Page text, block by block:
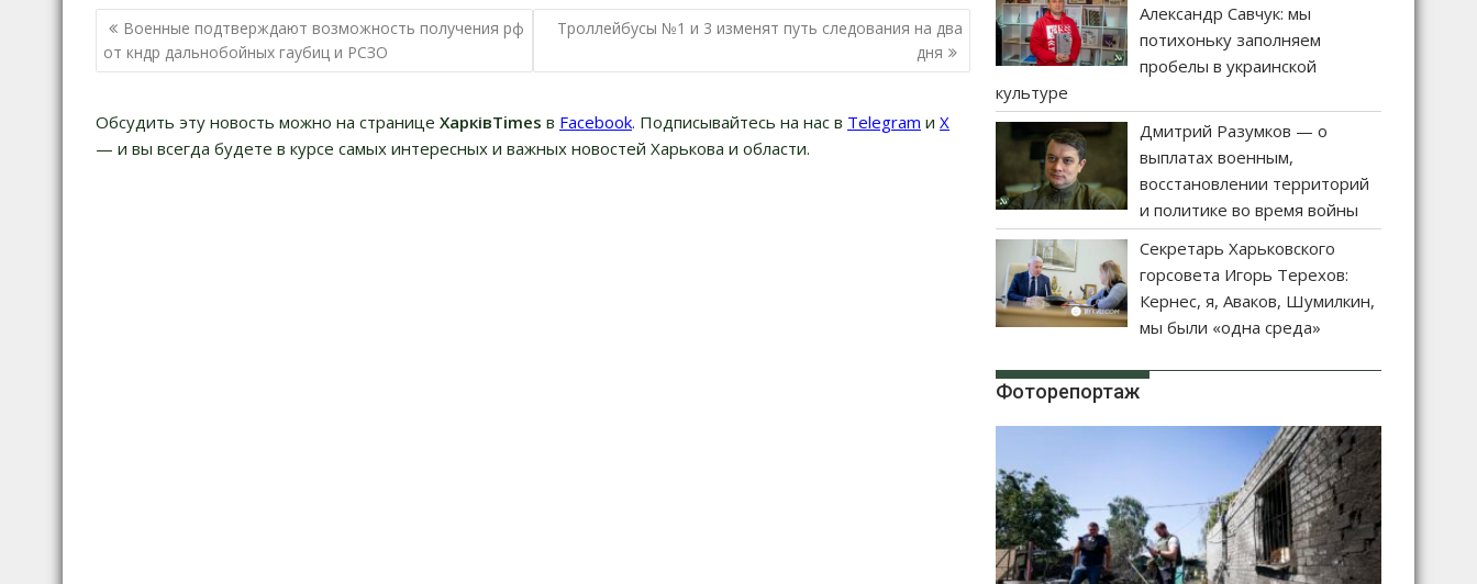
Н
а
и
г
Военные подтверждают возможность получения рф
от кндр дальнобойных гаубиц и РСЗО
Троллейбусы №1 и 3 изменят путь следования на два
дня
Обсудить эту новость можно на странице ХарківTimes в Facebook. Подписывайтесь на нас в Telegram и Х
— и вы всегда будете в курсе самых интересных и важных новостей Харькова и области.
Александр Савчук: мы
потихоньку заполняем
пробелы в украинской
культуре
Дмитрий Разумков — о
выплатах военным,
восстановлении территорий
и политике во время войны
Секретарь Харьковского
горсовета Игорь Терехов:
Кернес, я, Аваков, Шумилкин,
мы были «одна среда»
Фоторепортаж